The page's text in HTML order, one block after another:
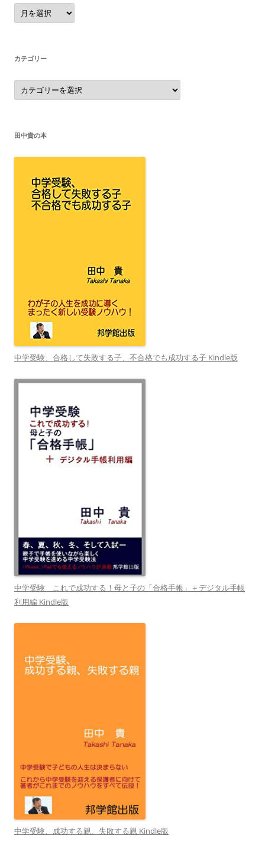
ア
ー
カ
カテゴリー
カ
テ
ゴ
田中貴の本
中学受験、合格して失敗する子、不合格でも成功する子 Kindle版
中学受験 これで成功する！母と子の「合格手帳」＋デジタル手帳
利用編 Kindle版
中学受験、成功する親、失敗する親 Kindle版